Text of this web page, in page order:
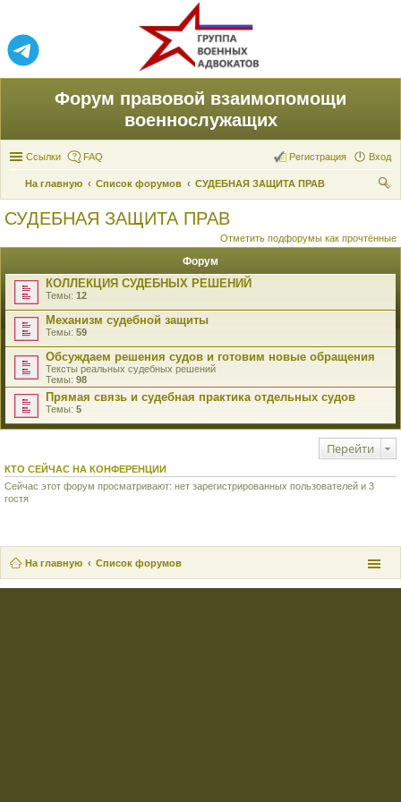
Форум правовой взаимопомощи
военнослужащих
Ссылки FAQ Вход
Регистрация
На главную Список форумов
СУДЕБНАЯ ЗАЩИТА ПРАВ
СУДЕБНАЯ ЗАЩИТА ПРАВ
Отметить подфорумы как прочтённые
Форум
КОЛЛЕКЦИЯ СУДЕБНЫХ РЕШЕНИЙ
Темы: 12
Механизм судебной защиты
Темы: 59
Обсуждаем решения судов и готовим новые обращения
Тексты реальных судебных решений
Темы: 98
Прямая связь и судебная практика отдельных судов
Темы: 5
Перейти
КТО СЕЙЧАС НА КОНФЕРЕНЦИИ
Сейчас этот форум просматривают: нет зарегистрированных пользователей и 3
гостя
На главную Список форумов